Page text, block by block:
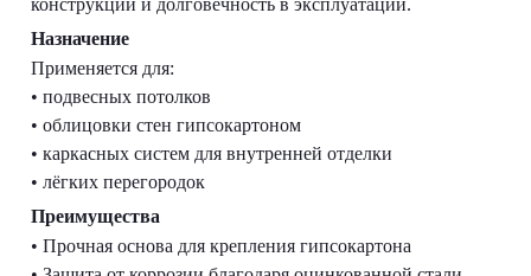
конструкции и долговечность в эксплуатации.
Назначение
Применяется для:
• подвесных потолков
• облицовки стен гипсокартоном
• каркасных систем для внутренней отделки
• лёгких перегородок
Преимущества
• Прочная основа для крепления гипсокартона